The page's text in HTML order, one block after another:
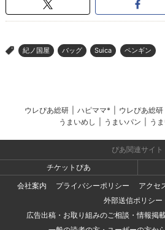
> 紀ノ国屋 バッグ Suica ペンギン
ウレぴあ総研 ハピママ* ウレぴあ総
うまいめし
うまいパン う
ぴあ関連サイト
チケットぴあ
会社案内
プライバシーポリシー
アクセ
外部送信ポリシー
広告出稿・お取り組みのご相談・情報掲